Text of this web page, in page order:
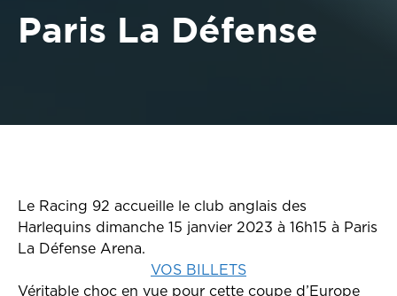
Paris La Défense
Le Racing 92 accueille le club anglais des
Harlequins dimanche 15 janvier 2023 à 16h15 à Paris
La Défense Arena.
VOS BILLETS
Véritable choc en vue pour cette coupe d’Europe